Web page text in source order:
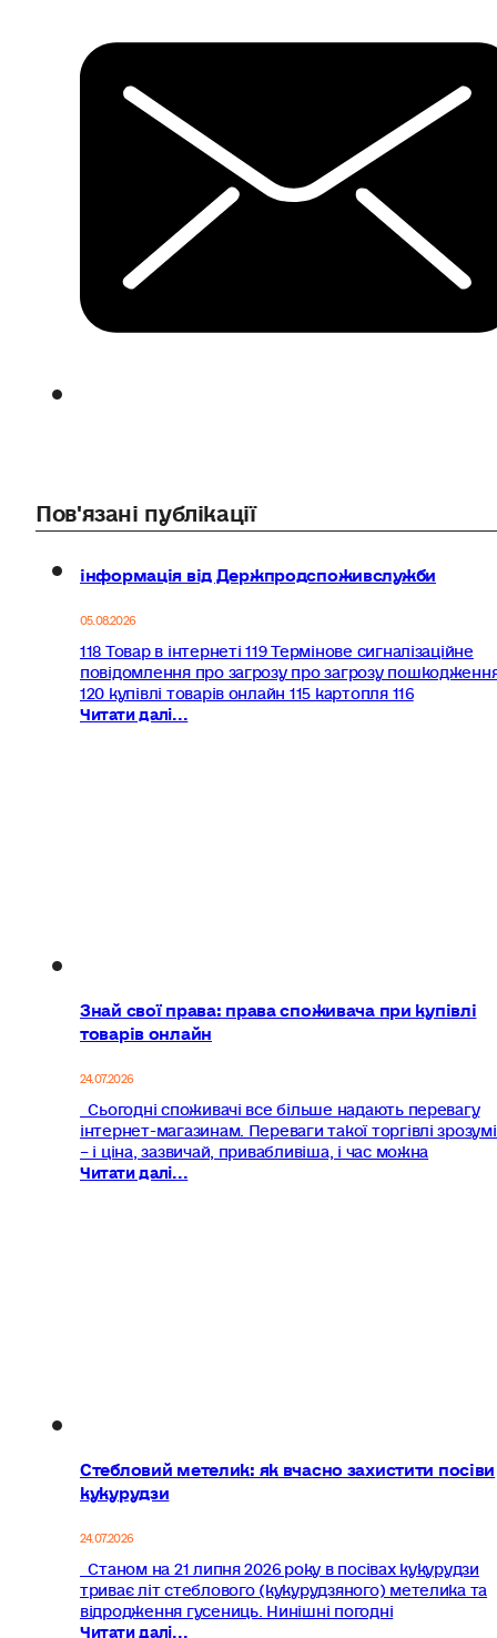
Пов'язані публікації
інформація від Держпродспоживслужби
05.08.2026
118 Товар в інтернеті 119 Термінове сигналізаційне
повідомлення про загрозу про загрозу
120 купівлі товарів онлайн 115 картопля 116
Читати далі...
Знай свої права: права споживача при купівлі
товарів онлайн
24.07.2026
Сьогодні споживачі все більше надають перевагу
інтернет-магазинам. Переваги такої торгівлі
– і ціна, зазвичай, привабливіша, і час можна
Читати далі...
Стебловий метелик: як вчасно захистити посіви
кукурудзи
24.07.2026
Станом на 21 липня 2026 року в посівах кукурудзи
триває літ стеблового (кукурудзяного) метелика та
відродження гусениць. Нинішні погодні
Читати далі...